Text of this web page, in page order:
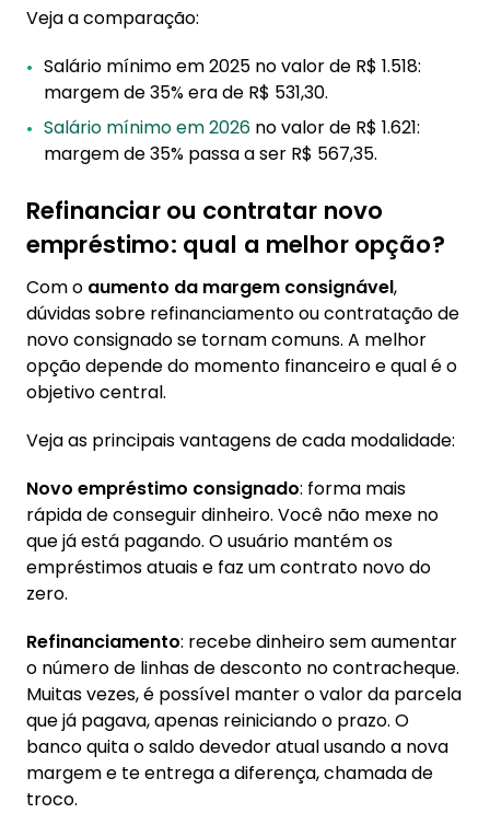
Veja a comparação:
Salário mínimo em 2025 no valor de R$ 1.518:
margem de 35% era de R$ 531,30.
Salário mínimo em 2026 no valor de R$ 1.621:
margem de 35% passa a ser R$ 567,35.
Refinanciar ou contratar novo
empréstimo: qual a melhor opção?
Com o aumento da margem consignável,
dúvidas sobre refinanciamento ou contratação de
novo consignado se tornam comuns. A melhor
opção depende do momento financeiro e qual é o
objetivo central.
Veja as principais vantagens de cada modalidade:
Novo empréstimo consignado: forma mais
rápida de conseguir dinheiro. Você não mexe no
que já está pagando. O usuário mantém os
empréstimos atuais e faz um contrato novo do
zero.
Refinanciamento: recebe dinheiro sem aumentar
o número de linhas de desconto no contracheque.
Muitas vezes, é possível manter o valor da parcela
que já pagava, apenas reiniciando o prazo. O
banco quita o saldo devedor atual usando a nova
margem e te entrega a diferença, chamada de
troco.